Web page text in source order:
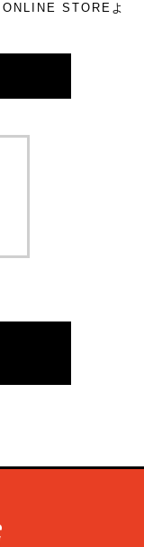
ONLINE STOREよ